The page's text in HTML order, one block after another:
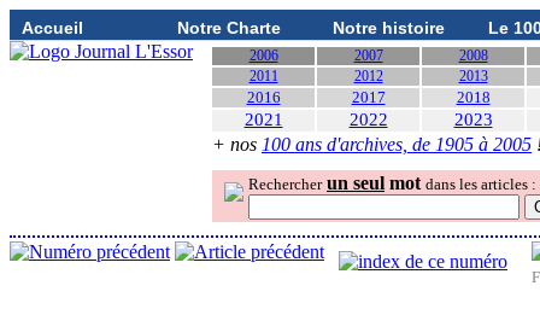
Accueil Notre Charte Notre histoire Le
2006 2007
2008
2011
2012 2013
2016 2017 2018
2021 2022 2023
+ nos 100 ans d'archives, de 1905 à 2005
Rechercher un seul mot dans les articles :